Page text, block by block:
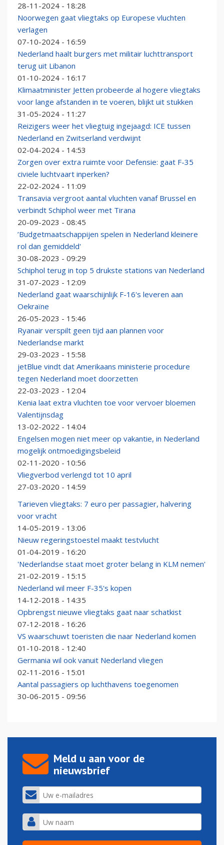
28-11-2024 - 18:28
Noorwegen gaat vliegtaks op Europese vluchten
verlagen
07-10-2024 - 16:59
Nederland haalt burgers met militair luchttransport
terug uit Libanon
01-10-2024 - 16:17
Klimaatminister Jetten probeerde al hogere vliegtaks
voor lange afstanden in te voeren, blijkt uit stukken
31-05-2024 - 11:27
Reizigers weer het vliegtuig ingejaagd: ICE tussen
Nederland en Zwitserland verdwijnt
02-04-2024 - 14:53
Zorgen over extra ruimte voor Defensie: gaat F-35
civiele luchtvaart inperken?
22-02-2024 - 11:09
Transavia vergroot aantal vluchten vanaf Brussel en
verbindt Schiphol weer met Tirana
20-09-2023 - 08:45
’Budgetmaatschappijen spelen in Nederland kleinere
rol dan gemiddeld'
30-08-2023 - 09:29
Schiphol terug in top 5 drukste stations van Nederland
31-07-2023 - 12:09
Nederland gaat waarschijnlijk F-16's leveren aan
Oekraïne
26-05-2023 - 15:46
Ryanair verspilt geen tijd aan plannen voor
Nederlandse markt
29-03-2023 - 15:58
jetBlue vindt dat Amerikaans ministerie procedure
tegen Nederland moet doorzetten
22-03-2023 - 12:04
Kenia laat extra vluchten toe voor vervoer bloemen
Valentijnsdag
13-02-2022 - 14:04
Engelsen mogen niet meer op vakantie, in Nederland
mogelijk ontmoedigingsbeleid
02-11-2020 - 10:56
Vliegverbod verlengd tot 10 april
27-03-2020 - 14:59
Tarieven vliegtaks: 7 euro per passagier, halvering
voor vracht
14-05-2019 - 13:06
Nieuw regeringstoestel maakt testvlucht
01-04-2019 - 16:20
'Nederlandse staat moet groter belang in KLM nemen'
21-02-2019 - 15:15
Nederland wil meer F-35's kopen
14-12-2018 - 14:35
Opbrengst nieuwe vliegtaks gaat naar schatkist
07-12-2018 - 16:26
VS waarschuwt toeristen die naar Nederland komen
01-10-2018 - 12:40
Germania wil ook vanuit Nederland vliegen
02-11-2016 - 15:01
Aantal passagiers op luchthavens toegenomen
30-06-2015 - 09:56
Meld u aan voor de
nieuwsbrief